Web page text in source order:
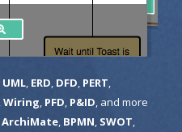
UML, ERD DFD PERT
Wiring PFD P&ID , and more
ArchiMate, BPMN SWOT